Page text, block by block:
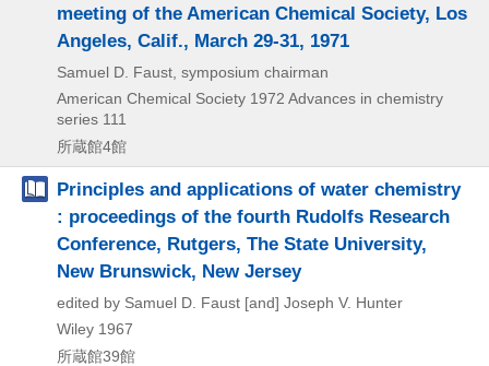
meeting of the American Chemical Society, Los
Angeles, Calif., March 29-31, 1971
Samuel D. Faust, symposium chairman
American Chemical Society 1972 Advances in chemistry
series 111
所蔵館4館
Principles and applications of water chemistry
: proceedings of the fourth Rudolfs Research
Conference, Rutgers, The State University,
New Brunswick, New Jersey
edited by Samuel D. Faust [and] Joseph V. Hunter
Wiley 1967
所蔵館39館